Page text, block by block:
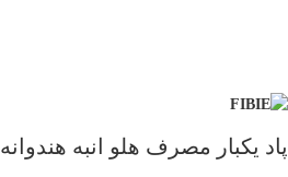
پاد یکبار مصرف هلو انبه هندوانه 4000 پاف فیبی